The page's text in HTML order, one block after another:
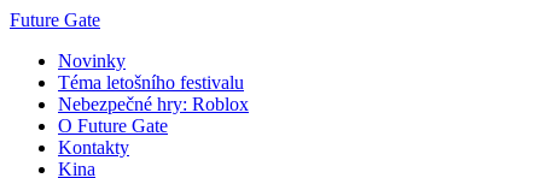
Future Gate
Novinky
Téma letošního festivalu
Nebezpečné hry: Roblox
O Future Gate
Kontakty
Kina